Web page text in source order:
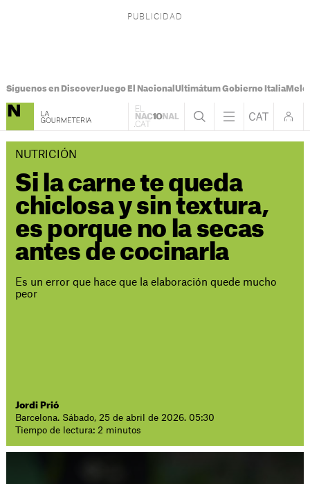
Síguenos en DiscoverJuego El Nacional Ultimátum Gobierno Italia
NUTRICIÓN
Si la carne te queda
chiclosa y sin textura,
es porque no la secas
antes de cocinarla
Es un error que hace que la elaboración quede mucho
peor
Jordi Prió
Barcelona. Sábado, 25 de abril de 2026. 05:30
Tiempo de lectura: 2 minutos